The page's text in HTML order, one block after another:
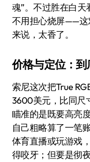
魂”。不过胜在白天
不用担心烧屏——这
来说，太香了。
价格与定位：到
索尼这次把True
3600美元，比同尺
瞄准的是既要高亮
自己粗略算了一笔
体育直播或玩游戏
得咬牙；但要是彻